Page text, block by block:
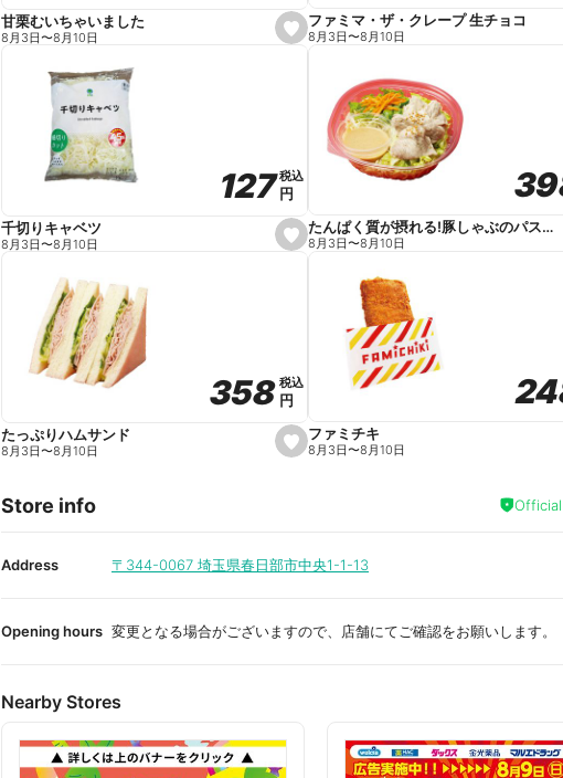
s
e
e
甘栗むいちゃいました
8月3日〜8月10日
ファミマ・ザ・クレープ 生チョコ
8月3日〜8月10日
s
e
e
127
127税込
税込
円
円
千切りキャベツ
8月3日〜8月10日
たんぱく質が摂れる!豚しゃぶのパスタサラダ
8月3日〜8月10日
s
e
i
t
358
358税込
税込
円
円
たっぷりハムサンド
8月3日〜8月10日
ファミチキ
8月3日〜8月10日
Store info
Address 〒344-0067 埼玉県春日部市中央1-1-13
Opening hours 変更となる場合がございますので、店舗にてご確認をお願いします。
Nearby Stores